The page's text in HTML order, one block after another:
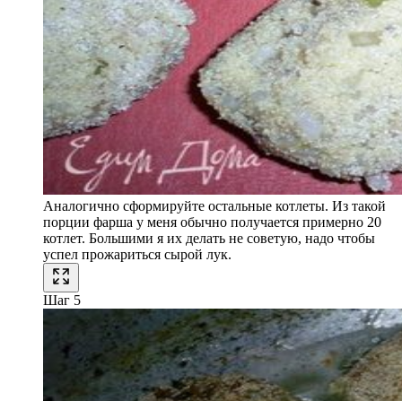
Аналогично сформируйте остальные котлеты. Из такой
порции фарша у меня обычно получается примерно 20
котлет. Большими я их делать не советую, надо чтобы
успел прожариться сырой лук.
Шаг 5